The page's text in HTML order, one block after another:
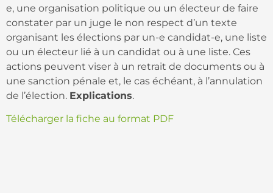
e, une organisation politique ou un électeur de faire
constater par un juge le non respect d’un texte
organisant les élections par un-e candidat-e, une liste
ou un électeur lié à un candidat ou à une liste. Ces
actions peuvent viser à un retrait de documents ou à
une sanction pénale et, le cas échéant, à l’annulation
de l’élection. Explications.
Télécharger la fiche au format PDF